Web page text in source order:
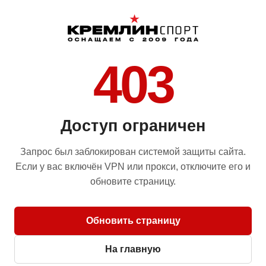
403
Доступ ограничен
Запрос был заблокирован системой защиты сайта.
Если у вас включён VPN или прокси, отключите его и
обновите страницу.
Обновить страницу
На главную